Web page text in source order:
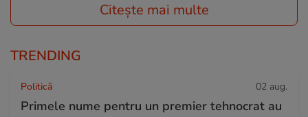
Citește mai multe
TRENDING
Politică 02 aug.
Primele nume pentru un premier tehnocrat au